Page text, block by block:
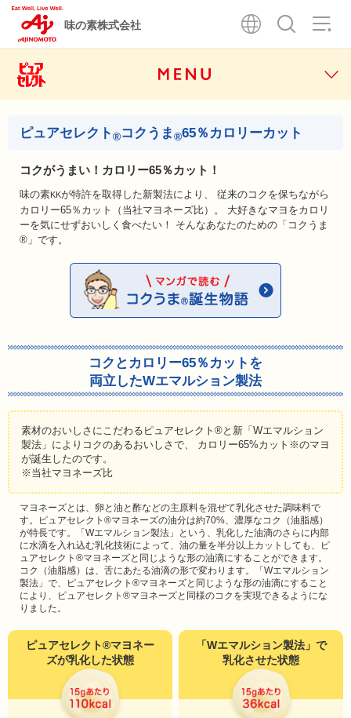
味の素株式会社
ピュアセレクト コクうま 65％カロリーカット
コクがうまい！カロリー65％カット！
味の素KKが特許を取得した新製法により、
従来のコクを保ちながら
カロリー65％カット（当社マヨネーズ比）。
大好きなマヨをカロリ
ーを気にせずおいしく食べたい！
そんなあなたのための「コクうま
®」です。
コクとカロリー65％カットを
両立したWエマルション製法
素材のおいしさにこだわるピュアセレクト®と新「Wエマルション
製法」によりコクのあるおいしさで、
カロリー65%カット※のマヨ
が誕生したのです。
※当社マヨネーズ比
マヨネーズとは、卵と油と酢などの主原料を混ぜて乳化させた調味料で
す。ピュアセレクト®マヨネーズの油分は約70%、濃厚なコク（油脂感）
が特長です。「Wエマルション製法」という、乳化した油滴のさらに内部
に水滴を入れ込む乳化技術によって、油の量を半分以上カットしても、ピ
ュアセレクト®マヨネーズと同じような形の油滴にすることができます。
コク（油脂感）は、舌にあたる油滴の形で変わります。「Wエマルション
製法」で、ピュアセレクト®マヨネーズと同じような形の油滴にすること
により、ピュアセレクト®マヨネーズと同様のコクを実現できるようにな
りました。
ピュアセレクト®マヨネー
ズが乳化した状態
「Wエマルション製法」で
乳化させた状態